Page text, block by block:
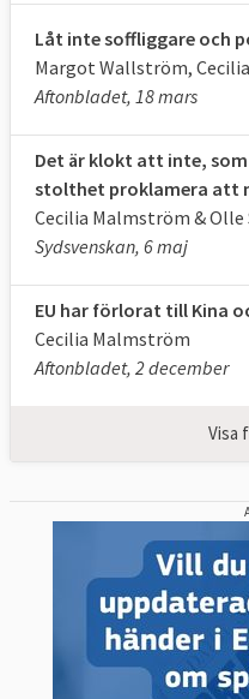
Låt inte soffliggare och
Margot Wallström,
Aftonbladet, 18 mars
Det är klokt att inte,
stolthet proklamera att
Cecilia Malmström & Olle
Sydsvenskan, 6 maj
EU har förlorat till Kina
Cecilia Malmström
Aftonbladet, 2 december
Visa